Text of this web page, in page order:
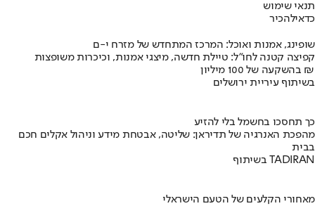
תנאי שימוש
כדאילהכיר
שופינג, אמנות ואוכל: המרכז המתחדש של מזרח י-ם
קפיצה קטנה לחו"ל: טיילת חדשה, מיצגי אמנות, וכיכרות משופצות
בהשקעה של 100 מיליון ₪
בשיתוף עיריית ירושלים
כך תחסכו בחשמל בלי להזיע
מהפכת האנרגיה של תדיראן: שליטה, אבטחת מידע וניהול אקלים חכם
בבית
בשיתוף TADIRAN
מאחורי הקלעים של הטעם הישראלי